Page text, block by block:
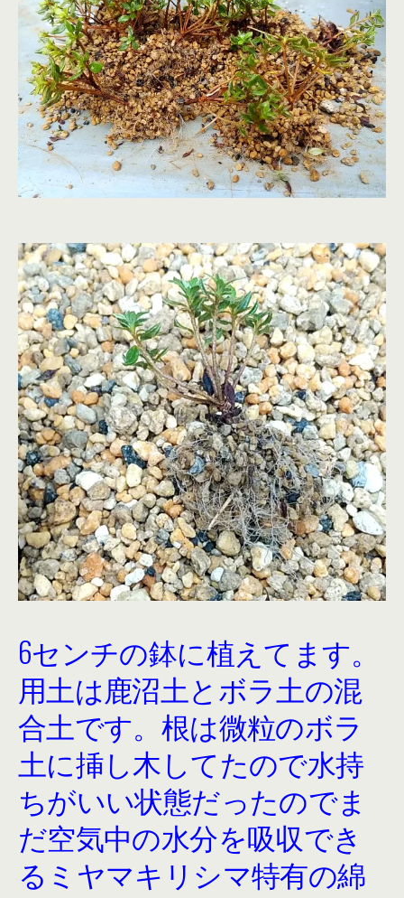
6センチの鉢に植えてます。
用土は鹿沼土とボラ土の混
合土です。根は微粒のボラ
土に挿し木してたので水持
ちがいい状態だったのでま
だ空気中の水分を吸収でき
るミヤマキリシマ特有の綿